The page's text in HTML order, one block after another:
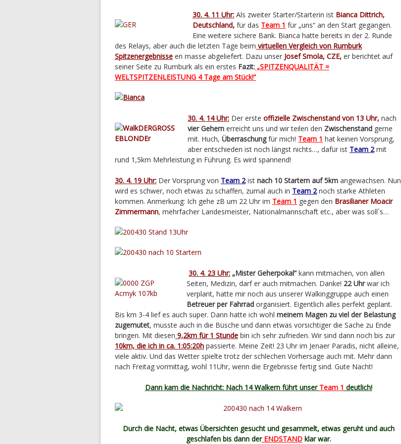
30. 4. 11 Uhr: Als zweiter Starter/Starterin ist Bianca Dittrich,
Deutschland, für das Team 1 für „uns“ an den Start gegangen.
Eine weitere sichere Bank. Bianca hatte bereits in der 2. Runde
des Relays, aber auch die letzten Tage beim virtuellen Vergleich von Rumburk
Spitzenergebnisse en masse abgeliefert. Dazu unser Josef Smola, CZE, er berichtet auf
seiner Seite zu Rumburk als ein erstes Fazit: „SPITZENQUALITÄT =
WELTSPITZENLEISTUNG 4 Tage am Stück!“
30. 4. 14 Uhr: Der erste offizielle Zwischenstand von 13 Uhr, nach
vier Gehern erreicht uns und wir teilen den Zwischenstand gerne
mit. Huch, Überraschungfür mich! Team 1 hat keinen Vorsprung,
aber entschieden ist noch längst nichts…, dafür ist Team 2mit
rund 1,5km Mehrleistung in Führung. Es wird spannend!
30. 4. 19 Uhr: Der Vorsprung von Team 2ist nach 10 Startern auf 5km angewachsen. Nun
wird es schwer, noch etwas zu schaffen, zumal auch in Team 2noch starke Athleten
kommen. Anmerkung: Ich gehe zB um 22 Uhr im Team 1 gegen den Brasilianer Moacir
Zimmermann, mehrfacher Landesmeister, Nationalmannschaft etc., aber was soll´s…
30. 4. 23 Uhr: „Mister Geherpokal“kann mitmachen, von allen
Seiten, Medizin, darf er auch mitmachen. Danke! 22 Uhrwar ich
verplant, hatte mir noch aus unserer Walkinggruppe auch einen
Betreuer per Fahrrad organisiert. Eigentlich alles perfekt geplant.
Bis km 3-4 lief es auch super. Dann hatte ich wohl meinem Magen zu viel der Belastung
zugemutet, musste auch in die Büsche und dann etwas vorsichtiger die Sache zu Ende
bringen. Mit diesen 9,2km für 1 Stunde bin ich sehr zufrieden. Wir sind dann noch bis zur
10km, die ich in ca. 1:05:20h passierte. Meine Zeit! 23 Uhr im Jenaer Paradis, nicht alleine,
viele aktiv. Und das Wetter spielte trotz der schlechen Vorhersage auch mit. Mehr dann
nach Freitag vormittag, wohl 11Uhr, wenn die Ergebnisse fertig sind. Gute Nacht!
Dann kam die Nachricht: Nach 14 Walkern führt unser Team 1 deutlich!
Durch die Nacht, etwas Übersichten gesucht und gesammelt, etwas geruht und auch
geschlafen bis dann derENDSTANDklar war.